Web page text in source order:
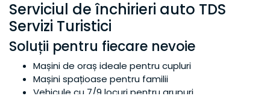
Serviciul de închirieri auto TDS
Servizi Turistici
Soluții pentru fiecare nevoie
Mașini de oraș ideale pentru cupluri
Mașini spațioase pentru familii
Vehicule cu 7/9 locuri pentru grupuri